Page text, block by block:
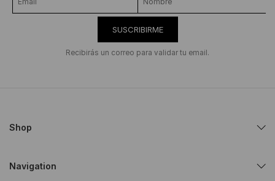
SUSCRIBIRME
Recibirás un correo para validar tu email.
Shop
Navigation